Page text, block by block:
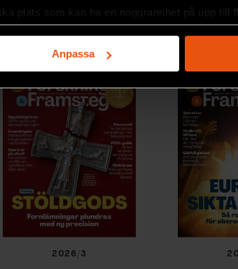
plats som kan ha en noggrannhet på upp till
den för specifika kännetecken
behandlas och ställ in dina preferenser i
innehållet och annonserna till användarna,
även sådana identifierare och
som vi samarbetar med. Dessa kan i
eller som de har samlat in när du har
Anpassa
2026/3